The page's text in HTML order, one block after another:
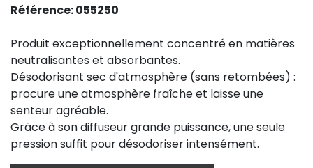
Référence: 055250
Produit exceptionnellement concentré en matières
neutralisantes et absorbantes.
Désodorisant sec d'atmosphère (sans retombées) :
procure une atmosphère fraîche et laisse une
senteur agréable.
Grâce à son diffuseur grande puissance, une seule
pression suffit pour désodoriser intensément.